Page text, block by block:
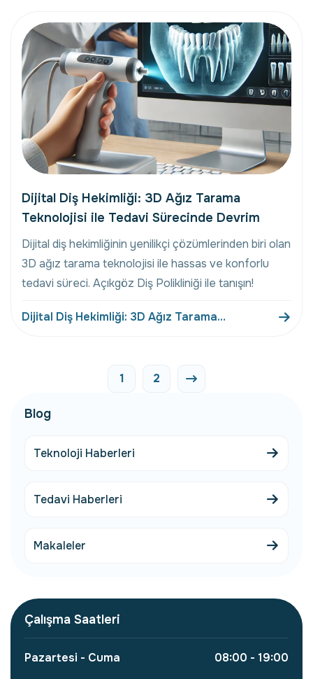
Dijital Diş Hekimliği: 3D Ağız Tarama
Teknolojisi ile Tedavi Sürecinde Devrim
Dijital diş hekimliğinin yenilikçi çözümlerinden biri olan
3D ağız tarama teknolojisi ile hassas ve konforlu
tedavi süreci. Açıkgöz Diş Polikliniği ile tanışın!
Dijital Diş Hekimliği: 3D Ağız Tarama
1 2
Blog
Teknoloji Haberleri
Tedavi Haberleri
Makaleler
Çalışma Saatleri
Pazartesi - Cuma 08:00 - 19:00